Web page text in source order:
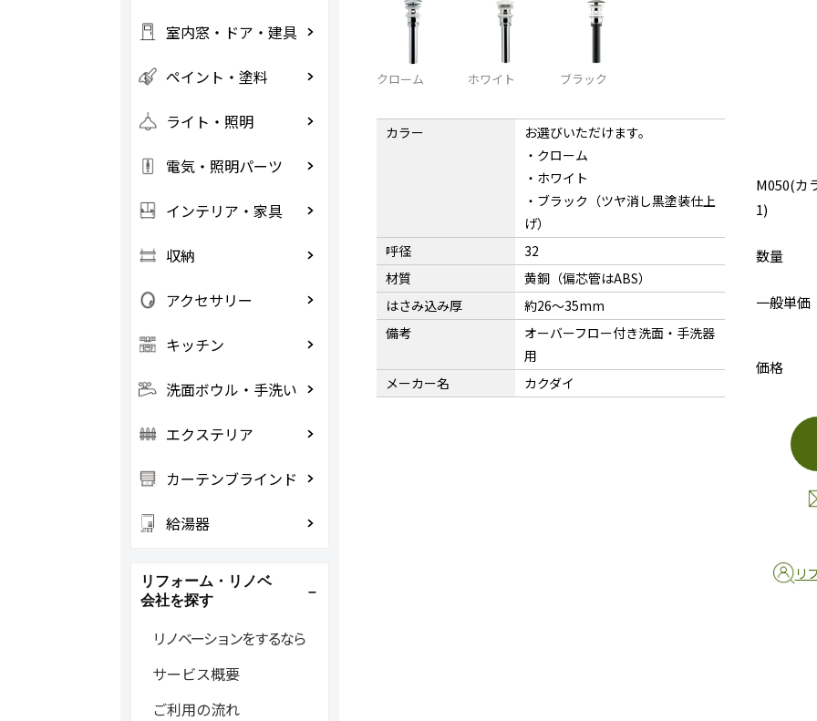
クローム ホワイト ブラック
カラー
お選びいただけます。
・クローム
・ホワイト
・ブラック（ツヤ消し黒塗装仕上
げ）
呼径
32
材質
黄銅（偏芯管はABS）
はさみ込み厚
約26〜35mm
備考
オーバーフロー付き洗面・手洗器
用
メーカー名
カクダイ
M050(カ
1)
数量
一般単価
価格
リ
室内窓・ドア・建具
ペイント・塗料
ライト・照明
電気・照明パーツ
インテリア・家具
収納
アクセサリー
キッチン
洗面ボウル・手洗い
エクステリア
カーテンブラインド
給湯器
リフォーム・リノベ
会社を探す
リノベーションをするなら
サービス概要
ご利用の流れ